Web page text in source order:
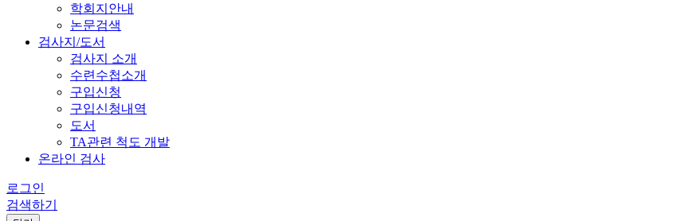
학회지안내
논문검색
검사지/도서
검사지 소개
수련수첩소개
구입신청
구입신청내역
도서
TA관련 척도 개발
온라인 검사
로그인
검색하기